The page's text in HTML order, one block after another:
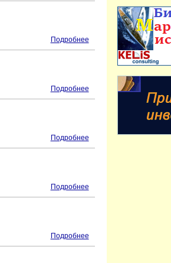
Подробнее
Подробнее
Подробнее
Подробнее
Подробнее